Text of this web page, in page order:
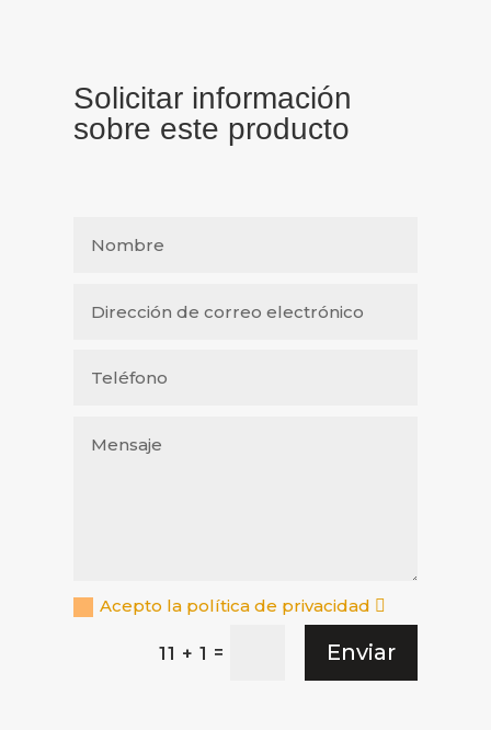
Solicitar información
sobre este producto
Acepto la política de privacidad
11 + 1 = Enviar